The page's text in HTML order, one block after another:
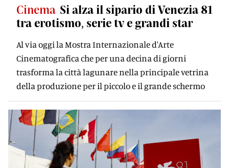
Cinema Si alza il sipario di Venezia 81
tra erotismo, serie tv e grandi star
Al via oggi la Mostra Internazionale d'Arte
Cinematografica che per una decina di giorni
trasforma la città lagunare nella principale vetrina
della produzione per il piccolo e il grande schermo